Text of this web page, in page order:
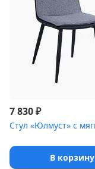
7 830₽
В корзину